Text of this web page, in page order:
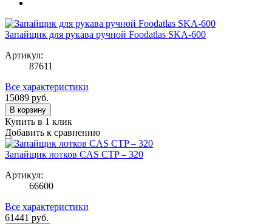
Запайщик для рукава ручной Foodatlas SKA-600
Артикул:
87611
Все характеристики
15089 руб.
В корзину
Купить в 1 клик
Добавить к сравнению
Запайщик лотков CAS CTP – 320
Артикул:
66600
Все характеристики
61441 руб.